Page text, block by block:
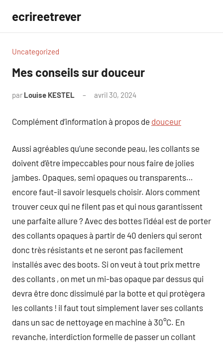
contenu
ecrireetrever
Uncategorized
Mes conseils sur douceur
par Louise KESTEL avril 30, 2024
Complément d’information à propos de douceur
Aussi agréables qu’une seconde peau, les collants se
doivent d’être impeccables pour nous faire de jolies
jambes. Opaques, semi opaques ou transparents…
encore faut-il savoir lesquels choisir. Alors comment
trouver ceux qui ne filent pas et qui nous garantissent
une parfaite allure ? Avec des bottes l’idéal est de porter
des collants opaques à partir de 40 deniers qui seront
donc très résistants et ne seront pas facilement
installés avec des boots. Si on veut à tout prix mettre
des collants , on met un mi-bas opaque par dessus qui
devra être donc dissimulé par la botte et qui protègera
les collants ! il faut tout simplement laver ses collants
dans un sac de nettoyage en machine à 30°C. En
revanche, interdiction formelle de passer un collant